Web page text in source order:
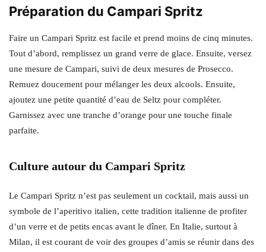
Préparation du Campari Spritz
Faire un Campari Spritz est facile et prend moins de cinq minutes.
Tout d’abord, remplissez un grand verre de glace. Ensuite, versez
une mesure de Campari, suivi de deux mesures de Prosecco.
Remuez doucement pour mélanger les deux alcools. Ensuite,
ajoutez une petite quantité d’eau de Seltz pour compléter.
Garnissez avec une tranche d’orange pour une touche finale
parfaite.
Culture autour du Campari Spritz
Le Campari Spritz n’est pas seulement un cocktail, mais aussi un
symbole de l’aperitivo italien, cette tradition italienne de profiter
d’un verre et de petits encas avant le dîner. En Italie, surtout à
Milan, il est courant de voir des groupes d’amis se réunir dans des